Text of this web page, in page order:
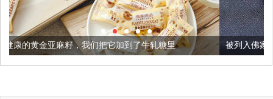
我们把它加到了牛轧糖里 被列入佛家七宝的它到底有多美